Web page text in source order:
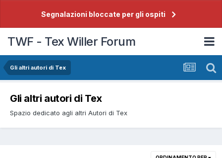
Segnalazioni bloccate per gli ospiti
TWF - Tex Willer Forum
Gli altri autori di Tex
Gli altri autori di Tex
Spazio dedicato agli altri Autori di Tex